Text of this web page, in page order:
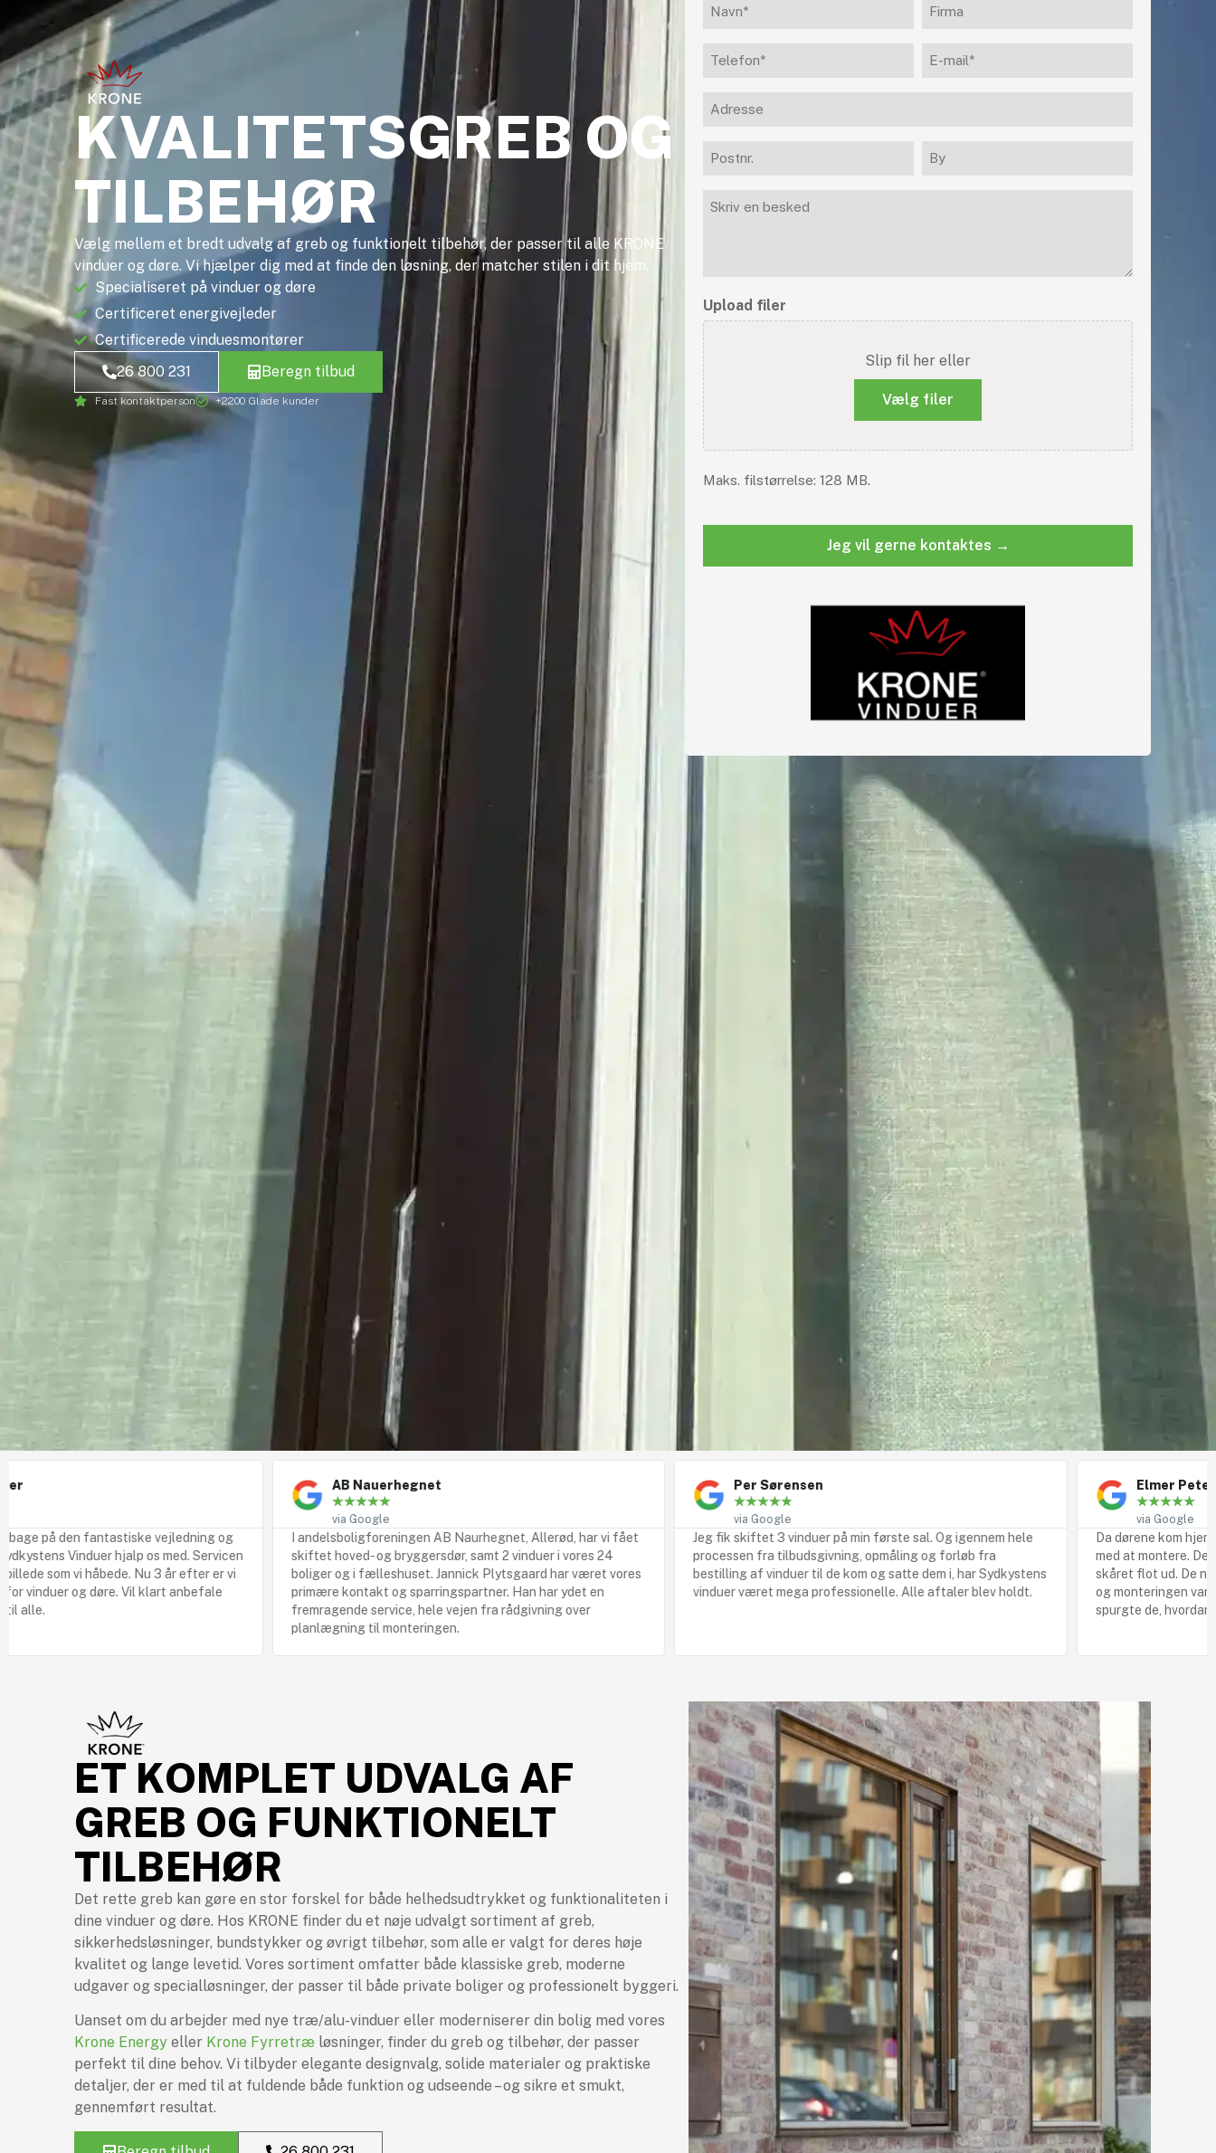
KVALITETSGREB OG
TILBEHØR
Vælg mellem et bredt udvalg af greb og funktionelt tilbehør, der passer til alle KRONE
vinduer og døre. Vi hjælper dig med at finde den løsning, der matcher stilen i dit hjem.
Specialiseret på vinduer og døre
Certificeret energivejleder
Certificerede vinduesmontører
26 800 231
Beregn tilbud
Fast kontaktperson +2200 Glade kunder
(Påkrævet)
(Påkrævet)
mail
(Påkrævet)
(Påkrævet) (Påkrævet)
Upload filer
Slip fil her eller
Vælg filer
Maks. filstørrelse: 128 MB.
vejledning og
os med. Servicen
Nu 3 år efter er vi
Vil klart anbefale
AB Nauerhegnet
I andelsboligforeningen AB Naurhegnet, Allerød, har vi fået
skiftet hoved- og bryggersdør, samt 2 vinduer i vores 24
boliger og i fælleshuset. Jannick Plytsgaard har været vores
primære kontakt og sparringspartner. Han har ydet en
fremragende service, hele vejen fra rådgivning over
planlægning til monteringen.
Per Sørensen
Jeg fik skiftet 3 vinduer på min første sal. Og igennem hele
processen fra tilbudsgivning, opmåling og forløb fra
bestilling af vinduer til de kom og satte dem i, har Sydkystens
vinduer været mega professionelle. Alle aftaler blev holdt.
Elmer Petersen
Da dørene kom hjem, kom der to unge
med at montere. De gamle døre kom
skåret flot ud. De nye døre blev
og monteringen var flot, hvis der var
spurgte de, hvordan vi ville have det.
ET KOMPLET UDVALG AF
GREB OG FUNKTIONELT
TILBEHØR
Det rette greb kan gøre en stor forskel for både helhedsudtrykket og funktionaliteten i
dine vinduer og døre. Hos KRONE finder du et nøje udvalgt sortiment af greb,
sikkerhedsløsninger, bundstykker og øvrigt tilbehør, som alle er valgt for deres høje
kvalitet og lange levetid. Vores sortiment omfatter både klassiske greb, moderne
udgaver og specialløsninger, der passer til både private boliger og professionelt byggeri.
Uanset om du arbejder med nye træ/alu-vinduer eller moderniserer din bolig med vores
Krone Energy eller Krone Fyrretræ løsninger, finder du greb og tilbehør, der passer
perfekt til dine behov. Vi tilbyder elegante designvalg, solide materialer og praktiske
detaljer, der er med til at fuldende både funktion og udseende – og sikre et smukt,
gennemført resultat.